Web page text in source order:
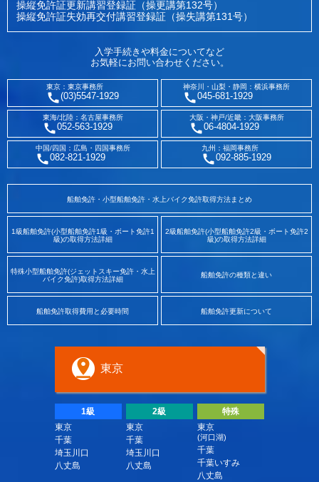
操縦免許証更新講習登録証（操更講第132号）
操縦免許証失効再交付講習登録証（操失講第131号）
入学手続きや料金についてなど
お気軽にお問い合わせください。
東京：東京事務所
(03)5547-1929
神奈川・山梨・静岡：横浜事務所
045-681-1929
東海/北陸：名古屋事務所
052-563-1929
大阪・神戸/近畿：大阪事務所
06-4804-1929
中国/四国：広島・四国事務所
082-821-1929
九州：福岡事務所
092-885-1929
船舶免許・小型船舶免許・水上バイク免許取得方法まとめ
1級船舶免許(小型船舶免許1級・ボート免許1
級)の取得方法詳細
2級船舶免許(小型船舶免許2級・ボート免許2
級)の取得方法詳細
特殊小型船舶免許(ジェットスキー免許・水上
バイク免許)取得方法詳細
船舶免許の種類と違い
船舶免許取得費用と必要時間 船舶免許更新について
東京
1級
東京
千葉
埼玉川口
八丈島
2級
東京
千葉
埼玉川口
八丈島
特殊
東京
(河口湖)
千葉
千葉いすみ
八丈島